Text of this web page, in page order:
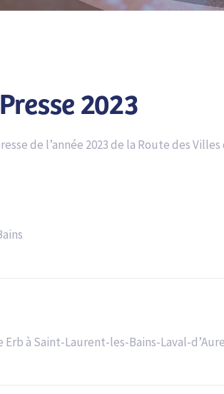
2023
de l’année 2023 de la Route des Villes
Erb à Saint-Laurent-les-Bains-Laval-